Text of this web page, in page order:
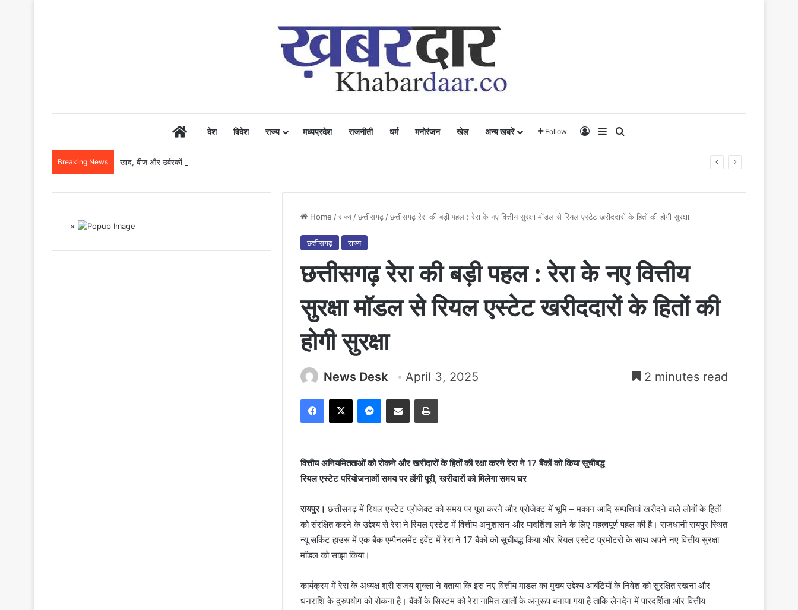
Homeदेश विदेश राज्य मध्यप्रदेश राजनीती धर्म मनोरंजन खेल अन्य खबरें Follow Log InSidebar
Breaking News खाद, बीज और उर्वरकों की समय पर उपलब्धता से किसानों में उत्साह, नैनो डीएपी और नैनो यूरिया बने किसानों के भरोसेमंद कृषि साथी…..
Home /राज्य /छत्तीसगढ़ /छत्तीसगढ़ रेरा की बड़ी पहल : रेरा के नए वित्तीय सुरक्षा मॉडल से रियल एस्टेट खरीददारों के हितों की होगी सुरक्षा
छत्तीसगढ़ राज्य
छत्तीसगढ़ रेरा की बड़ी पहल : रेरा के नए वित्तीय
सुरक्षा मॉडल से रियल एस्टेट खरीददारों के हितों की
होगी सुरक्षा
News Desk April 3, 2025 2 minutes read
Facebook
X Messenger
Share via Email Print
वित्तीय अनियमितताओं को रोकने और खरीदारों के हितों की रक्षा करने रेरा ने 17 बैंकों को किया सूचीबद्ध
रियल एस्टेट परियोजनाओं समय पर होंगी पूरी, खरीदारों को मिलेगा समय घर
रायपुर। छत्तीसगढ़ में रियल एस्टेट प्रोजेक्ट को समय पर पूरा करने और प्रोजेक्ट में भूमि – मकान आदि सम्पत्तियां खरीदने वाले लोगों के हितों
को संरक्षित करने के उद्देश्य से रेरा ने रियल एस्टेट में वित्तीय अनुशासन और पादर्शिता लाने के लिए महत्वपूर्ण पहल की है। राजधानी रायपुर स्थित
न्यू सर्किट हाउस में एक बैंक एम्पैनलमेंट इवेंट में रेरा ने 17 बैंकों को सूचीबद्ध किया और रियल एस्टेट प्रमोटरों के साथ अपने नए वित्तीय सुरक्षा
मॉडल को साझा किया।
कार्यक्रम में रेरा के अध्यक्ष श्री संजय शुक्ला ने बताया कि इस नए वित्तीय माडल का मुख्य उद्देश्य आबंटियों के निवेश को सुरक्षित रखना और
धनराशि के दुरुपयोग को रोकना है। बैंकों के सिस्टम को रेरा नामित खातों के अनुरूप बनाया गया है ताकि लेनदेन में पारदर्शिता और वित्तीय
×